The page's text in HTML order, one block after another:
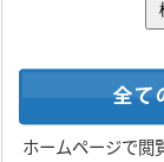
ホームページで閲